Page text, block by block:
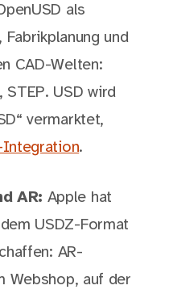
als
und
CAD-Welten:
STEP. USD wird
vermarktet,
Integration.
AR: Apple hat
USDZ-Format
AR-
Webshop, auf der